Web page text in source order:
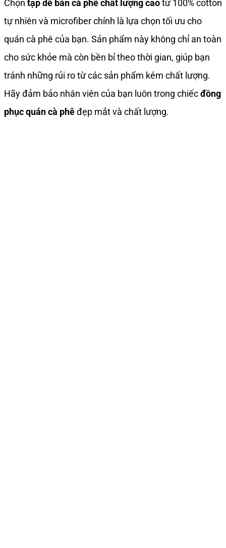
Chọn tạp dề bán cà phê chất lượng caotừ 100% cotton
tự nhiên và microfiber chính là lựa chọn tối ưu cho
quán cà phê của bạn. Sản phẩm này không chỉ an toàn
cho sức khỏe mà còn bền bỉ theo thời gian, giúp bạn
tránh những rủi ro từ các sản phẩm kém chất lượng.
Hãy đảm bảo nhân viên của bạn luôn trong chiếcđồng
phục quán cà phêđẹp mắt và chất lượng.